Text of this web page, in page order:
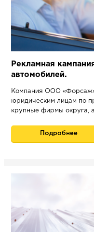
Рекламная
автомобилей.
Компания ООО «Форсаж»
юридическим лицам по
крупные фирмы округа,
Подробнее